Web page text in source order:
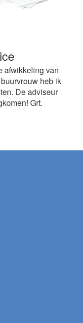
afwikkeling van
heb ik
De adviseur
Grt.